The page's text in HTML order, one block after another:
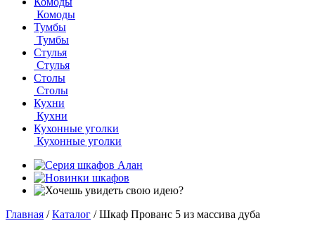
Комоды
Тумбы
Тумбы
Стулья
Стулья
Столы
Столы
Кухни
Кухни
Кухонные уголки
Кухонные уголки
Главная / Каталог / Шкаф Прованс 5 из массива дуба